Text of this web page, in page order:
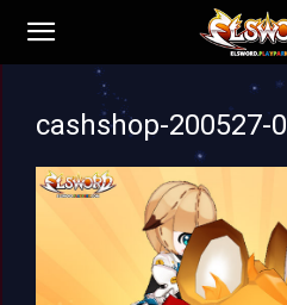
cashshop-200527-0